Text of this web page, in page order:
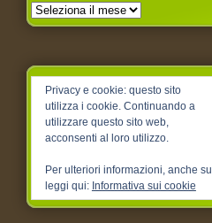
Archivi
Privacy e cookie: questo sito
utilizza i cookie. Continuando a
utilizzare questo sito web,
acconsenti al loro utilizzo.
Per ulteriori informazioni, anche
leggi qui: Informativa sui cookie